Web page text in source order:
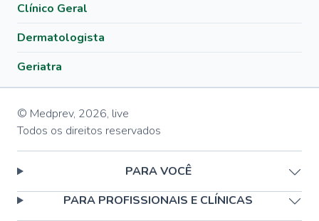
Clínico Geral
Dermatologista
Geriatra
© Medprev, 2026, live
Todos os direitos reservados
PARA VOCÊ
PARA PROFISSIONAIS E CLÍNICAS